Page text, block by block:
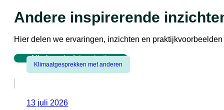
Andere inspirerende
Hier delen we ervaringen, inzichten en
Alle kennis & inspiratie
Klimaatgesprekken met anderen
13 juli 2026